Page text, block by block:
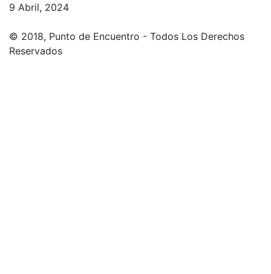
9 Abril, 2024
© 2018, Punto de Encuentro - Todos Los Derechos
Reservados